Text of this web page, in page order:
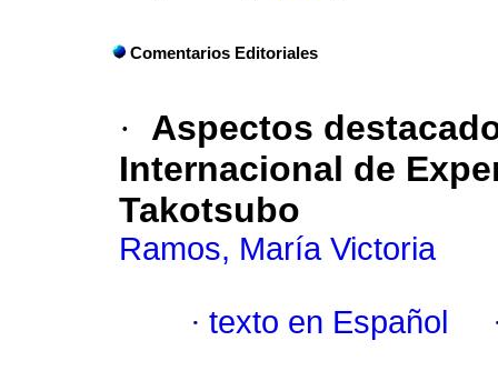
Comentarios Editoriales
·
Aspectos
Internacional de
Takotsubo
Ramos, María Victoria
· texto en Español